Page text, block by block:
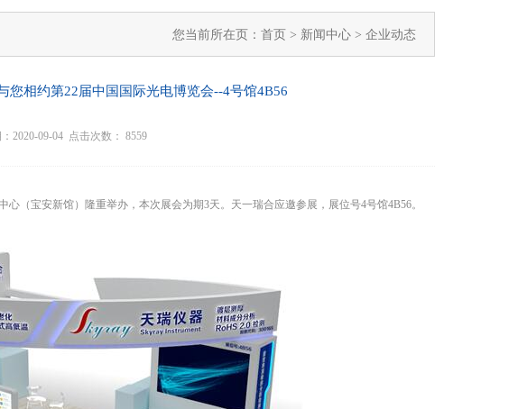
您当前所在页： 首页 > 新闻中心 > 企业动态
您相约第22届中国国际光电博览会--4号馆4B56
2020-09-04 点击次数： 8559
（宝安新馆）隆重举办，本次展会为期3天。天一瑞合应邀参展，展位号4号馆4B56。